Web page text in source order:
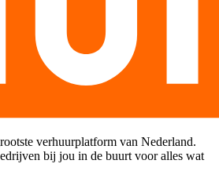
verhuurplatform van Nederland.
bij jou in de buurt voor alles wat